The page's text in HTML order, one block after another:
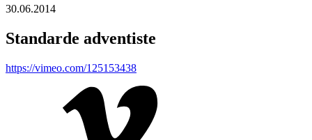
30.06.2014
Standarde adventiste
https://vimeo.com/125153438